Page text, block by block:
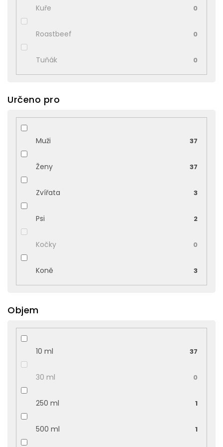
Kuře 0
Roastbeef 0
Tuňák 0
Určeno pro
Muži 37
Ženy 37
Zvířata 3
Psi 2
Kočky 0
Koně 3
Objem
10 ml 37
30 ml 0
250 ml 1
500 ml 1